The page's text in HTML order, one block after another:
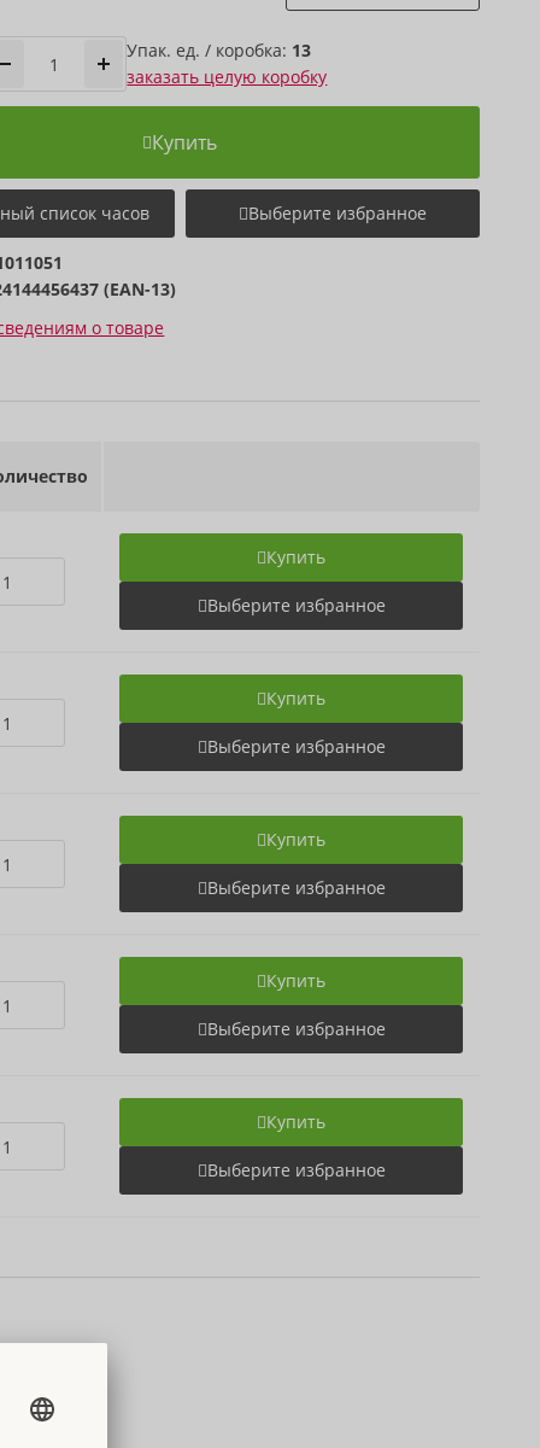
Упак. ед. / коробка: 13
заказать целую коробку
Купить
список часов Выберите избранное
(EAN-13)
о товаре
Купить
Выберите избранное
Купить
Выберите избранное
Купить
Выберите избранное
Купить
Выберите избранное
Купить
Выберите избранное